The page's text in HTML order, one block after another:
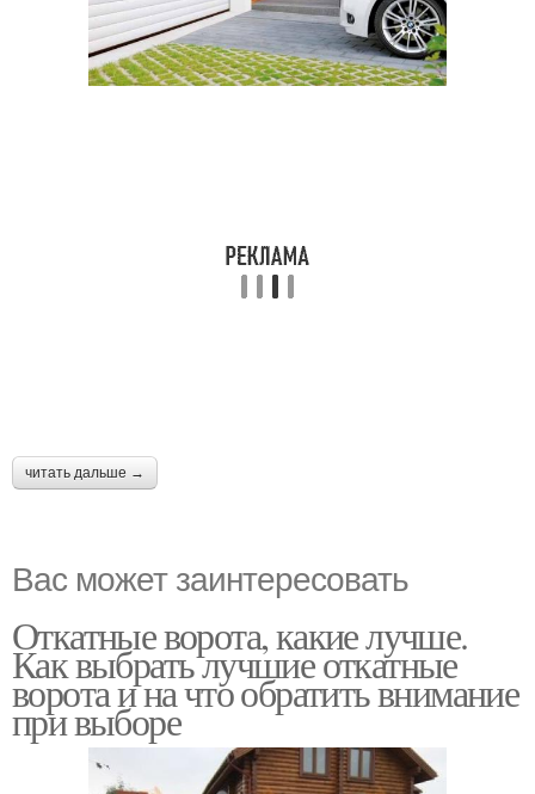
читать дальше →
Вас может заинтересовать
Откатные ворота, какие лучше.
Как выбрать лучшие откатные
ворота и на что обратить внимание
при выборе